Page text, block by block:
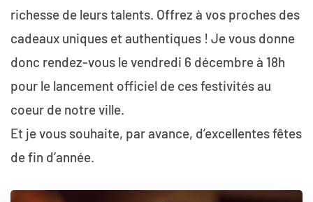
richesse de leurs talents. Offrez à vos proches des
cadeaux uniques et authentiques ! Je vous donne
donc rendez-vous le vendredi 6 décembre à 18h
pour le lancement officiel de ces festivités au
coeur de notre ville.
Et je vous souhaite, par avance, d’excellentes fêtes
de fin d’année.